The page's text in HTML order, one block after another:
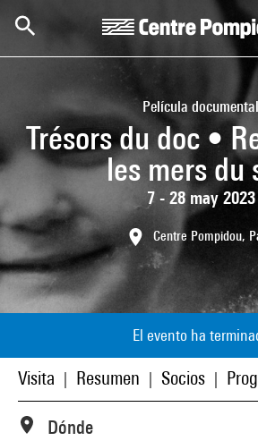
Película documental
Trésors du doc •
les mers du
7 - 28 may 2023
Centre Pompidou,
El evento ha
Visita Resumen Socios
Dónde